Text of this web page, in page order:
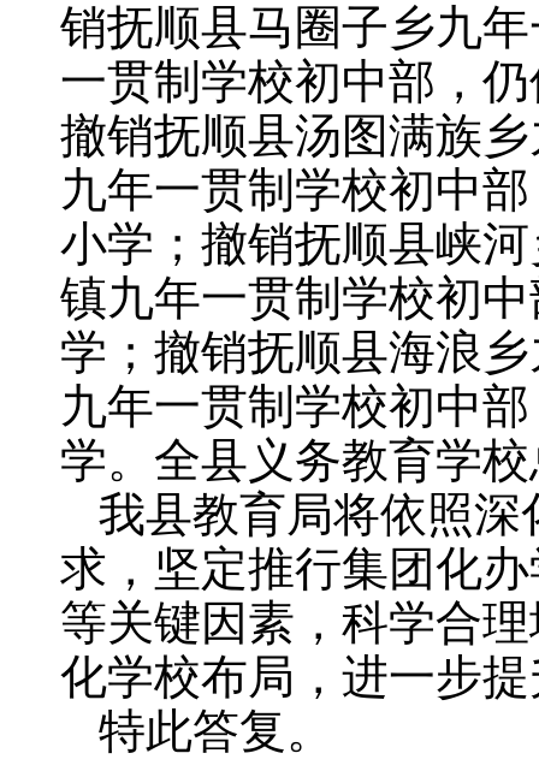
销抚顺县马圈子乡九
一贯制学校初中部，
撤销抚顺县汤图满族
九年一贯制学校初中
小学；撤销抚顺县峡
镇九年一贯制学校初
学；撤销抚顺县海浪
九年一贯制学校初中
学。全县义务教育学
我县教育局将依照
求，坚定推行集团化
等关键因素，科学合
化学校布局，进一步
特此答复。